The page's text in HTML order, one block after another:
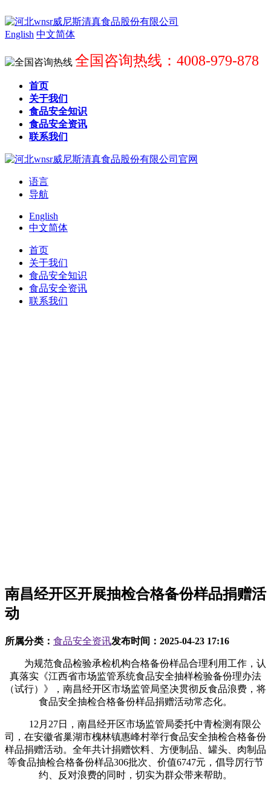
English 中文简体
全国咨询热线：4008-979-878
首页
关于我们
食品安全知识
食品安全资讯
联系我们
语言
导航
English
中文简体
首页
关于我们
食品安全知识
食品安全资讯
联系我们
南昌经开区开展抽检合格备份样品捐赠活
动
所属分类： 食品安全资讯发布时间： 2025-04-23 17:16
为规范食品检验承检机构合格备份样品合理利用工作，认
真落实《江西省市场监管系统食品安全抽样检验备份理办法
（试行）》，南昌经开区市场监管局坚决贯彻反食品浪费，将
食品安全抽检合格备份样品捐赠活动常态化。
12月27日，南昌经开区市场监管局委托中青检测有限公
司，在安徽省巢湖市槐林镇惠峰村举行食品安全抽检合格备份
样品捐赠活动。全年共计捐赠饮料、方便制品、罐头、肉制品
等食品抽检合格备份样品306批次、价值6747元，倡导厉行节
约、反对浪费的同时，切实为群众带来帮助。